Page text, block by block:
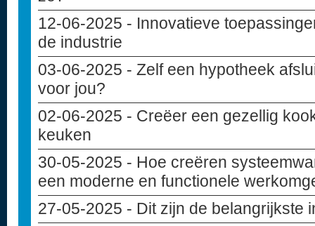
12-06-2025 - Innovatieve
de industrie
03-06-2025 - Zelf een hypotheek
voor jou?
02-06-2025 - Creëer een gezellig
keuken
30-05-2025 - Hoe creëren
een moderne en functionele
27-05-2025 - Dit zijn de belangrijkste